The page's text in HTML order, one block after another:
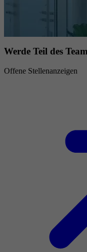
Werde Teil des
Offene Stellenanzeigen